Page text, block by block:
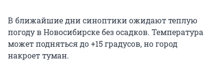
В ближайшие дни синоптики ожидают теплую
погоду в Новосибирске без осадков. Температура
может подняться до +15 градусов, но город
накроет туман.